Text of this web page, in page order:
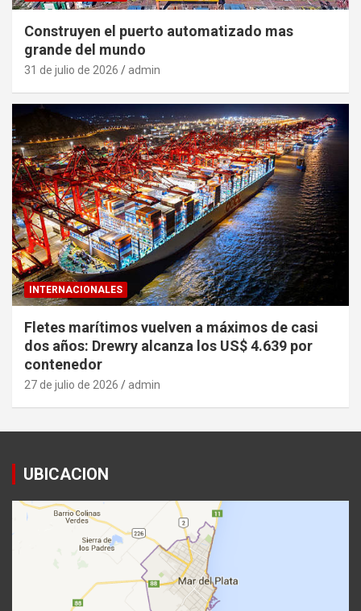
Construyen el puerto automatizado mas
grande del mundo
31 de julio de 2026 admin
INTERNACIONALES
Fletes marítimos vuelven a máximos de casi
dos años: Drewry alcanza los US$ 4.639 por
contenedor
27 de julio de 2026 admin
UBICACION